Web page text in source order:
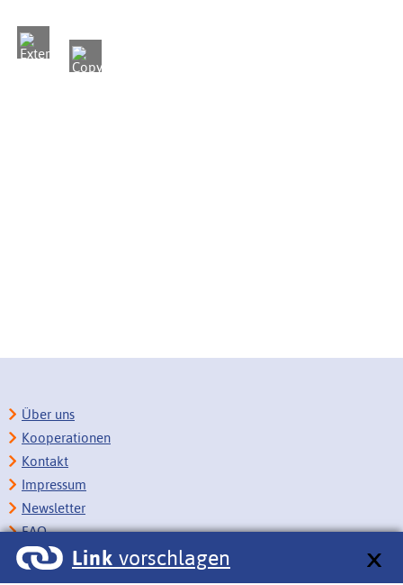
Link vorschlagen
Über uns
Kooperationen
Kontakt
Impressum
Newsletter
FAQ
Copyright